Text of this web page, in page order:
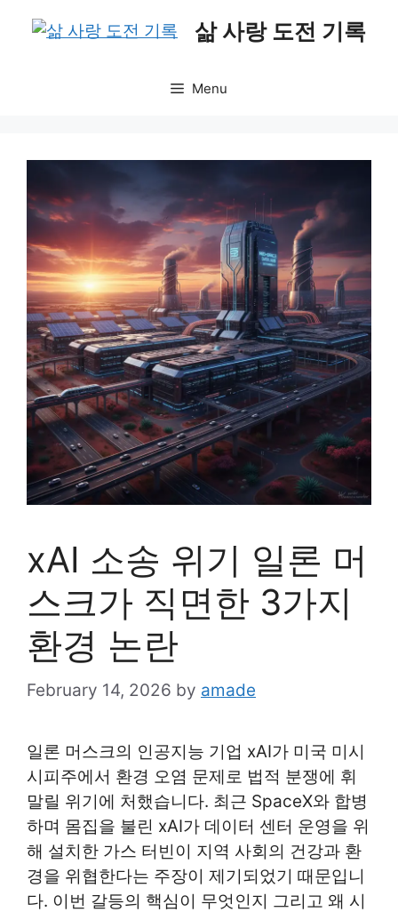
삶 사랑 도전 기록
Menu
xAI 소송 위기 일론 머
스크가 직면한 3가지
환경 논란
February 14, 2026 by amade
일론 머스크의 인공지능 기업 xAI가 미국 미시
시피주에서 환경 오염 문제로 법적 분쟁에 휘
말릴 위기에 처했습니다. 최근 SpaceX와 합병
하며 몸집을 불린 xAI가 데이터 센터 운영을 위
해 설치한 가스 터빈이 지역 사회의 건강과 환
경을 위협한다는 주장이 제기되었기 때문입니
다. 이번 갈등의 핵심이 무엇인지 그리고 왜 시